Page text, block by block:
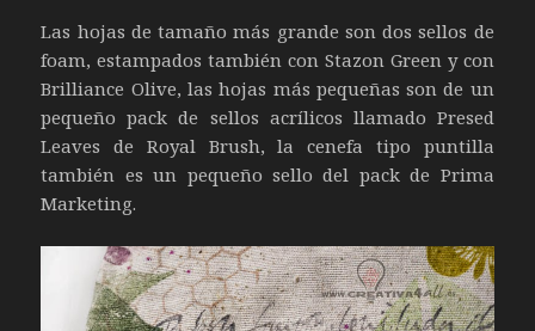
Las hojas de tamaño más grande son dos sellos de
foam, estampados también con Stazon Green y con
Brilliance Olive, las hojas más pequeñas son de un
pequeño pack de sellos acrílicos llamado Presed
Leaves de Royal Brush, la cenefa tipo puntilla
también es un pequeño sello del pack de Prima
Marketing.